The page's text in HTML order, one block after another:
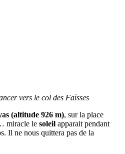
vers le col des Faïsses
(altitude 926 m), sur la place
miracle le soleil apparait pendant
Il ne nous quittera pas de la